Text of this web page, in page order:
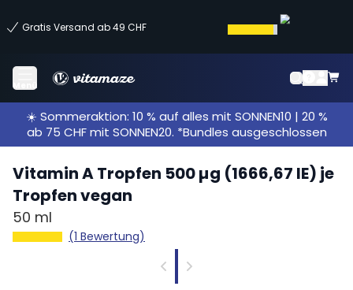
Gratis Versand ab 49 CHF
Menü
☀️ Sommeraktion: 10 % auf alles mit SONNEN10 | 20 %
ab 75 CHF mit SONNEN20. *Bundles ausgeschlossen
Vitamin A Tropfen 500 µg (1666,67 IE) je
Tropfen vegan
50 ml
(1 Bewertung)